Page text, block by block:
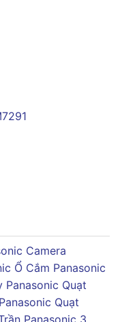
Camera
Ổ Cắm Panasonic
Panasonic Quạt
Quạt
Panasonic 3